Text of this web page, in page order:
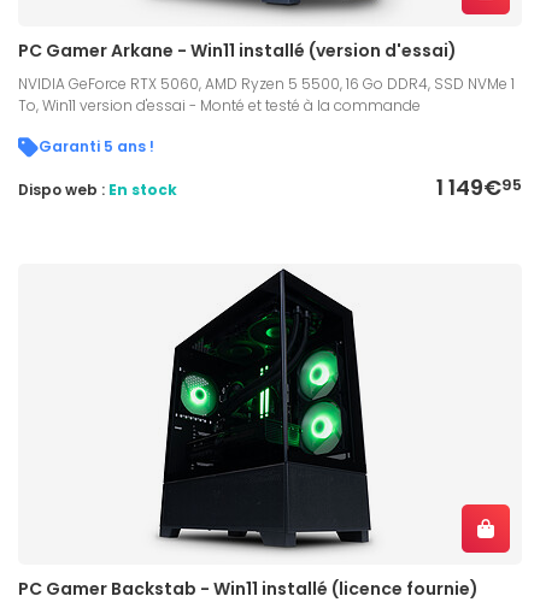
PC Gamer Arkane - Win11 installé (version d'essai)
NVIDIA GeForce RTX 5060, AMD Ryzen 5 5500, 16 Go DDR4, SSD NVMe 1
To, Win11 version d'essai - Monté et testé à la commande
Garanti 5 ans !
1 149€95
Dispo web : En stock
PC Gamer Backstab - Win11 installé (licence fournie)